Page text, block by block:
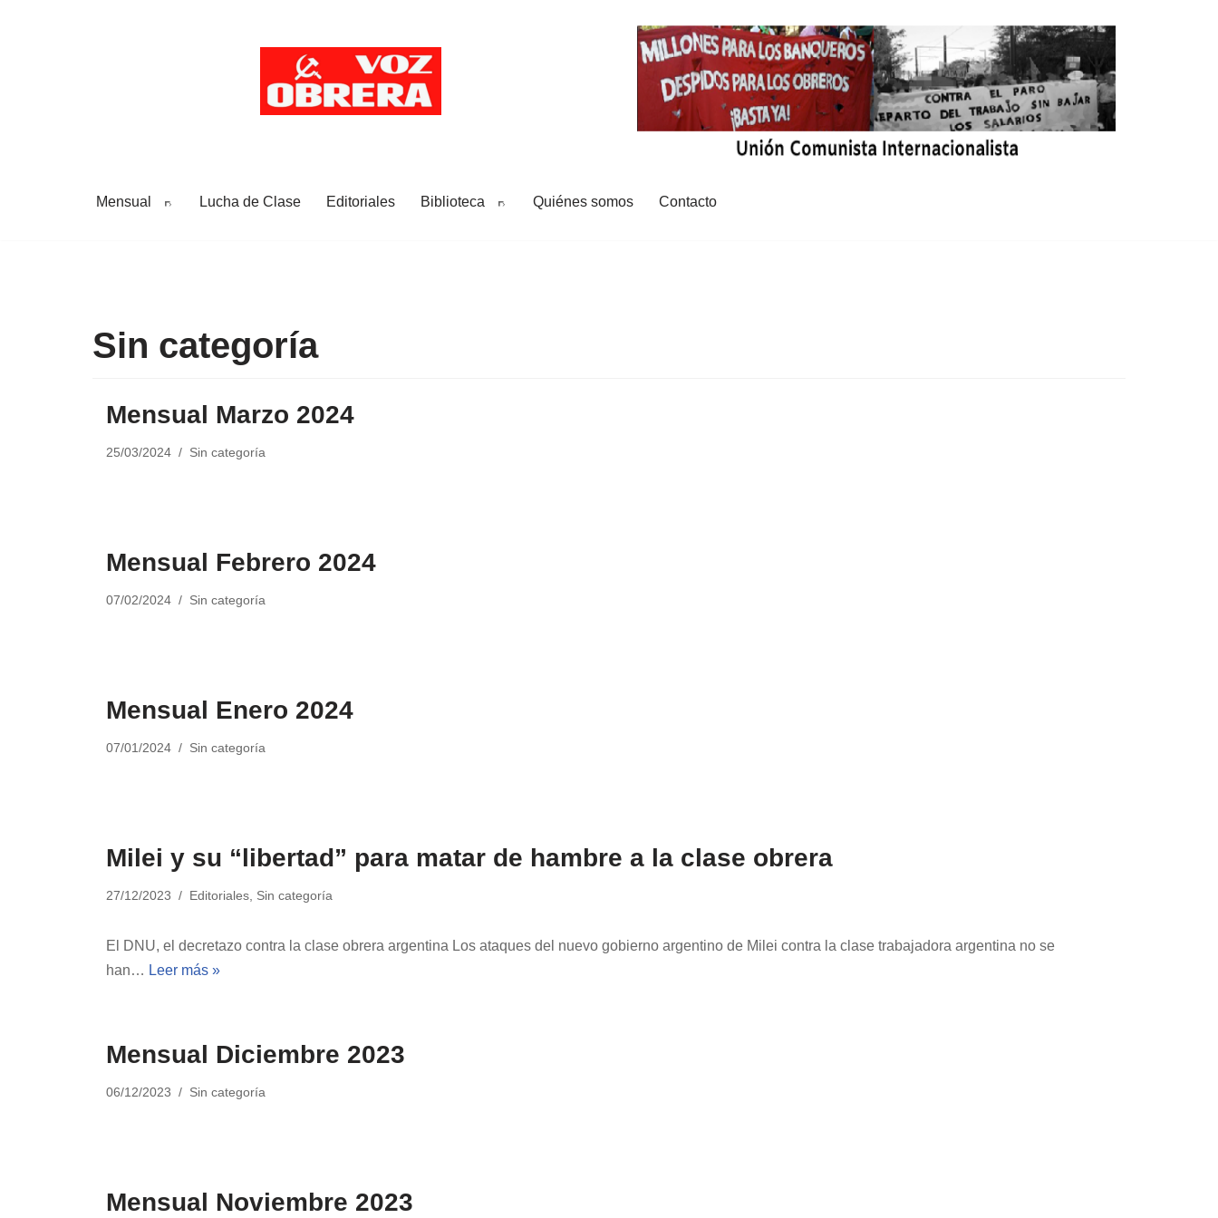
Mensual Lucha de Clase Editoriales Biblioteca Quiénes somos Contacto
Sin categoría
Mensual Marzo 2024
25/03/2024 Sin categoría
Mensual Febrero 2024
07/02/2024 Sin categoría
Mensual Enero 2024
07/01/2024 Sin categoría
Milei y su “libertad” para matar de hambre a la clase obrera
27/12/2023 Editoriales Sin categoría
El DNU, el decretazo contra la clase obrera argentina Los ataques del nuevo gobierno argentino de Milei contra la clase trabajadora argentina no se
han… Leer más »
Mensual Diciembre 2023
06/12/2023 Sin categoría
Mensual Noviembre 2023